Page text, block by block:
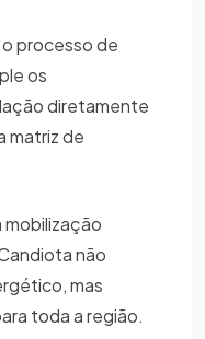
processo de
os
diretamente
matriz de
mobilização
não
mas
toda a região.